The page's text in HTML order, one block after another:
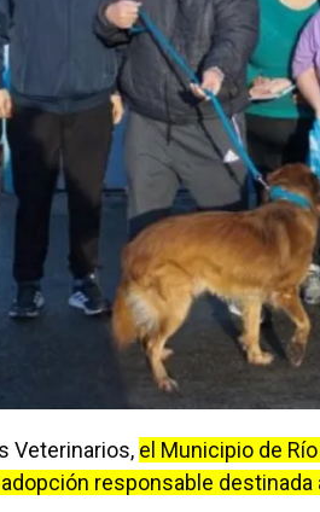
Veterinarios, el Municipio de
responsable